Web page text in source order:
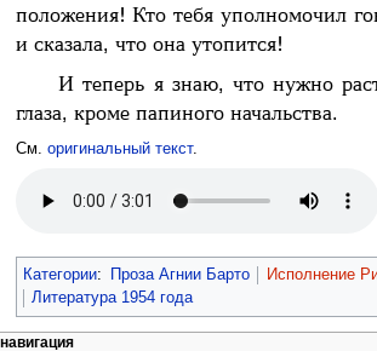
положения! Кто тебя уполномочил
и сказала, что она утопится!
И теперь я знаю, что нужно
глаза, кроме папиного начальства.
См. оригинальный текст.
Категории: Проза Агнии Барто
Исполнение
Литература 1954 года
навигация